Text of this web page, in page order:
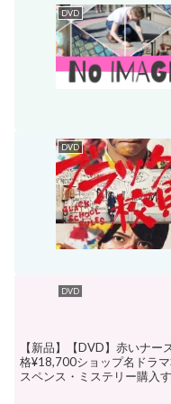
DVD
DVD
DVD
【新品】【DVD】赤いナ
格¥18,700ショップ名ドラ
スペンス・ミステリー購入